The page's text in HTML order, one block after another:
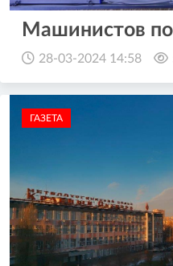
Машинистов
28-03-2024 14:58
ГАЗЕТА